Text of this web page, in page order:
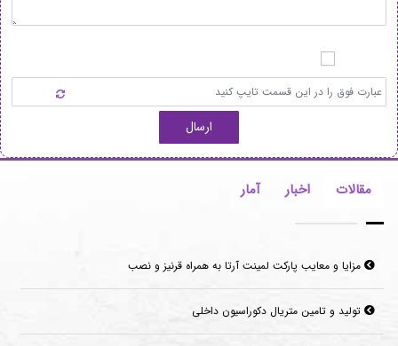
ارسال
مقالات اخبار آمار
مزایا و معایب پارکت لمینت آرتا به همراه قرنیز و نصب
تولید و تامین متریال دکوراسیون داخلی